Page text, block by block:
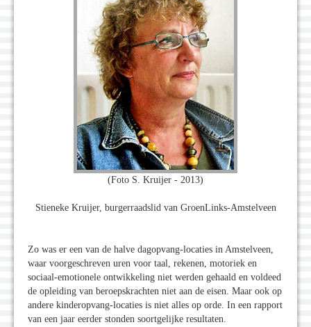
(Foto S. Kruijer - 2013)
Stieneke Kruijer, burgerraadslid van GroenLinks-Amstelveen
Zo was er een van de halve dagopvang-locaties in Amstelveen,
waar voorgeschreven uren voor taal, rekenen, motoriek en
sociaal-emotionele ontwikkeling niet werden gehaald en voldeed
de opleiding van beroepskrachten niet aan de eisen. Maar ook op
andere kinderopvang-locaties is niet alles op orde. In een rapport
van een jaar eerder stonden soortgelijke resultaten.